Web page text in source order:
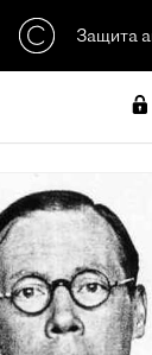
Защита